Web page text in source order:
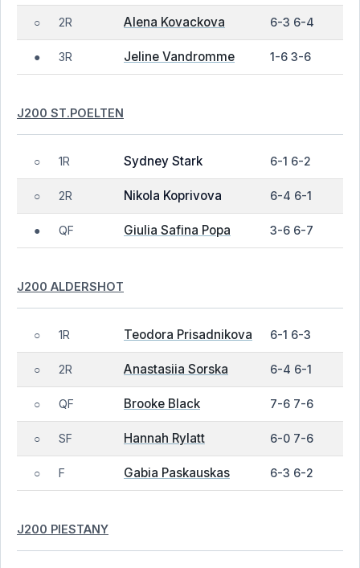
○ 2R Alena Kovackova 6-3 6-4
● 3R Jeline Vandromme 1-6 3-6
J200 ST.POELTEN
○ 1R Sydney Stark 6-1 6-2
○ 2R Nikola Koprivova 6-4 6-1
● QF Giulia Safina Popa 3-6 6-7
J200 ALDERSHOT
○ 1R Teodora Prisadnikova 6-1 6-3
○ 2R Anastasiia Sorska 6-4 6-1
○ QF Brooke Black 7-6 7-6
○ SF Hannah Rylatt 6-0 7-6
○ F Gabia Paskauskas 6-3 6-2
J200 PIESTANY